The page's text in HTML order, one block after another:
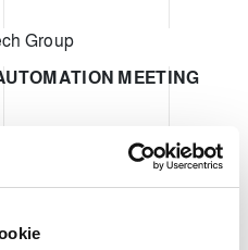
Group
MEETING
UNIT ROBOTICS & E-